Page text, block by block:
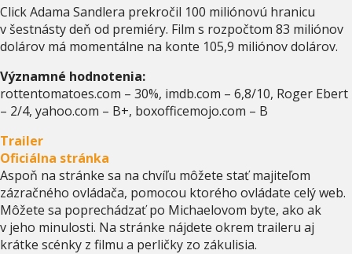
Click Adama Sandlera prekročil 100 miliónovú hranicu
v šestnásty deň od premiéry. Film s rozpočtom 83 miliónov
dolárov má momentálne na konte 105,9 miliónov dolárov.
Významné hodnotenia:
rottentomatoes.com – 30%, imdb.com – 6,8/10, Roger Ebert
– 2/4, yahoo.com – B+, boxofficemojo.com – B
Trailer
Oficiálna stránka
Aspoň na stránke sa na chvíľu môžete stať majiteľom
zázračného ovládača, pomocou ktorého ovládate celý web.
Môžete sa poprechádzať po Michaelovom byte, ako ak
v jeho minulosti. Na stránke nájdete okrem traileru aj
krátke scénky z filmu a perličky zo zákulisia.